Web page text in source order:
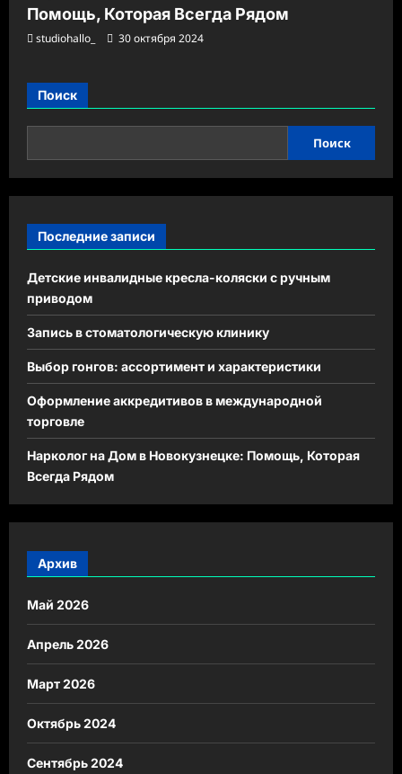
Помощь, Которая Всегда Рядом
studiohallo_ 30 октября 2024
Поиск
Поиск
Последние записи
Детские инвалидные кресла-коляски с ручным
приводом
Запись в стоматологическую клинику
Выбор гонгов: ассортимент и характеристики
Оформление аккредитивов в международной
торговле
Нарколог на Дом в Новокузнецке: Помощь, Которая
Всегда Рядом
Архив
Май 2026
Апрель 2026
Март 2026
Октябрь 2024
Сентябрь 2024